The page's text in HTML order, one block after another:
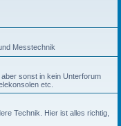
Messtechnik
sonst in kein Unterforum
etc.
Technik. Hier ist alles richtig,